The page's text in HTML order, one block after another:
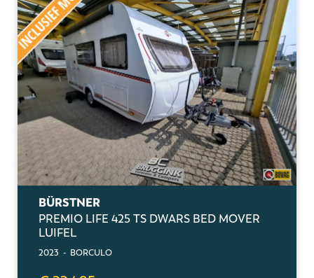
BÜRSTNER
PREMIO LIFE 425 TS DWARS BED MOVER
LUIFEL
2023 - BORCULO